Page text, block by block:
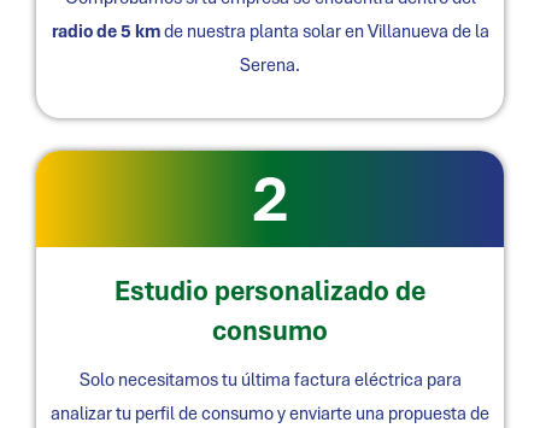
radio de 5 kmde nuestra planta solar enVillanueva de la
Serena.
2
Estudio personalizado de
consumo
Solo necesitamos tu última factura eléctrica para
analizar tu perfil de consumo y enviarte una propuesta de